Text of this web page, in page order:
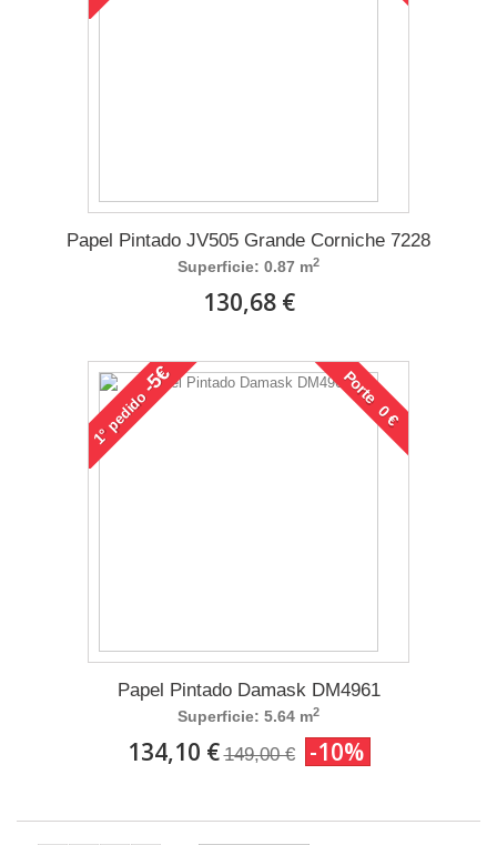
Papel Pintado JV505 Grande Corniche 7228
Superficie: 0.87 m2
130,68 €
1°
pedido
-5€ Porte 0 €
Papel Pintado Damask DM4961
Superficie: 5.64 m2
134,10 € 149,00 € -10%